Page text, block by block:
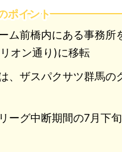
ポイント
ム前橋内にある事務所
オン通り)に移転
、ザスパクサツ群馬の
ーグ中断期間の7月下